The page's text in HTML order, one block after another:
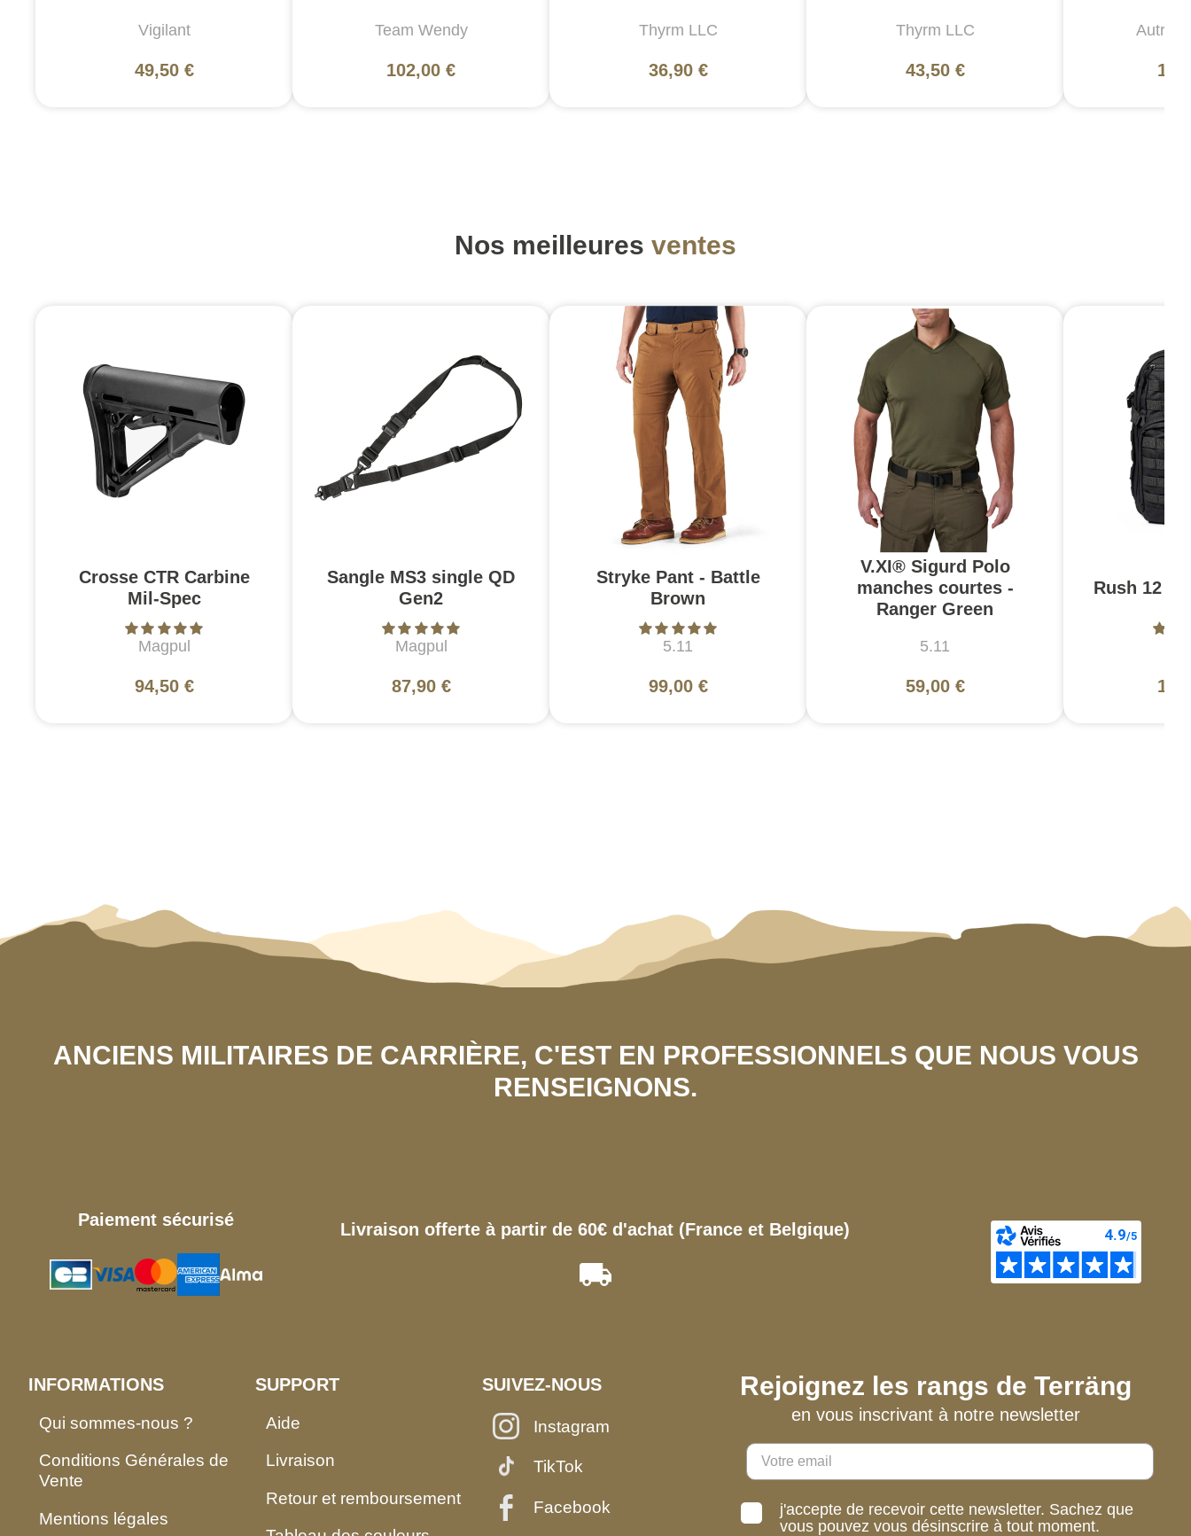
Vigilant
49,50 €
Team Wendy
102,00 €
Thyrm LLC
36,90 €
Thyrm LLC
43,50 €
Autres
Nos meilleures ventes
Crosse CTR Carbine
Mil-Spec
Magpul
94,50 €
Sangle MS3 single QD
Gen2
Magpul
87,90 €
Stryke Pant - Battle
Brown
5.11
99,00 €
V.XI® Sigurd Polo
manches courtes -
Ranger Green
5.11
59,00 €
Rush 12
ANCIENS MILITAIRES DE CARRIÈRE, C'EST EN PROFESSIONNELS QUE NOUS VOUS
RENSEIGNONS.
Paiement sécurisé Livraison offerte à partir de 60€ d'achat (France et Belgique)
INFORMATIONS
Qui sommes-nous ?
Conditions Générales de
Vente
Mentions légales
SUPPORT
Aide
Livraison
Retour et remboursement
SUIVEZ-NOUS
Instagram
TikTok
Facebook
Rejoignez les rangs de Terräng
en vous inscrivant à notre newsletter
j'accepte de recevoir cette newsletter. Sachez que
vous pouvez vous désinscrire à tout moment.